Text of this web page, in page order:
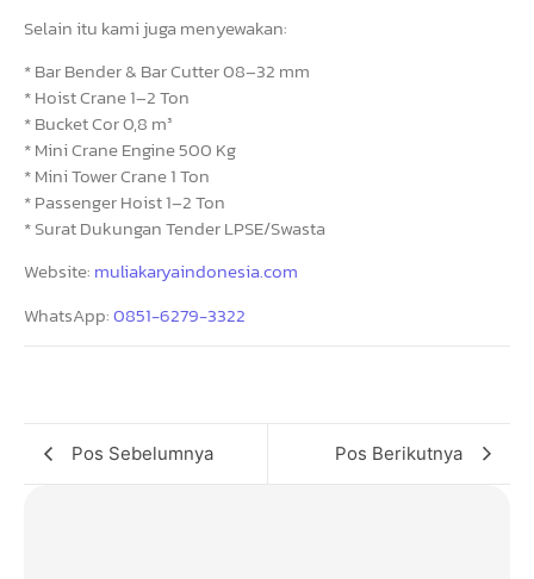
Selain itu kami juga menyewakan:
* Bar Bender & Bar Cutter 08–32 mm
* Hoist Crane 1–2 Ton
* Bucket Cor 0,8 m³
* Mini Crane Engine 500 Kg
* Mini Tower Crane 1 Ton
* Passenger Hoist 1–2 Ton
* Surat Dukungan Tender LPSE/Swasta
Website: muliakaryaindonesia.com
WhatsApp:0851-6279-3322
Pos Sebelumnya Pos Berikutnya